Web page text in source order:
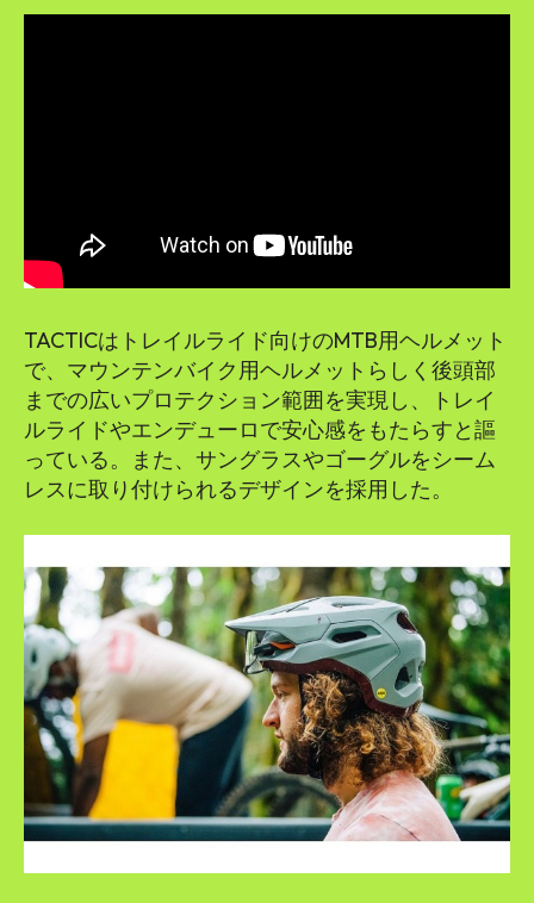
TACTICはトレイルライド向けのMTB用ヘルメット
で、マウンテンバイク用ヘルメットらしく後頭部
までの広いプロテクション範囲を実現し、トレイ
ルライドやエンデューロで安心感をもたらすと謳
っている。また、サングラスやゴーグルをシーム
レスに取り付けられるデザインを採用した。